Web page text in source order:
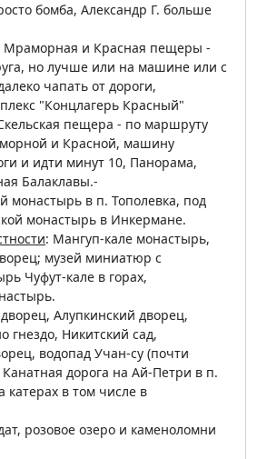
бомба, Александр Г. больше
Мраморная и Красная пещеры -
но лучше или на машине или с
чапать от дороги,
"Концлагерь Красный"
пещера - по маршруту
и Красной, машину
и идти минут 10, Панорама,
Балаклавы.-
монастырь в п. Тополевка, под
монастырь в Инкермане.
: Мангуп-кале монастырь,
музей миниатюр с
Чуфут-кале в горах,
Алупкинский дворец,
гнездо, Никитский сад,
водопад Учан-су (почти
дорога на Ай-Петри в п.
катерах в том числе в
розовое озеро и каменоломни